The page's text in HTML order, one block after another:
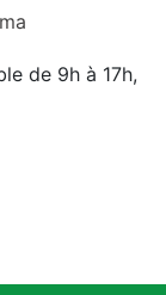
de 9h à 17h,